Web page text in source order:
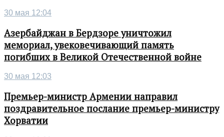
30 мая 12:04
Азербайджан в Бердзоре уничтожил
мемориал, увековечивающий память
погибших в Великой Отечественной войне
30 мая 12:03
Премьер-министр Армении направил
поздравительное послание премьер-министру
Хорватии